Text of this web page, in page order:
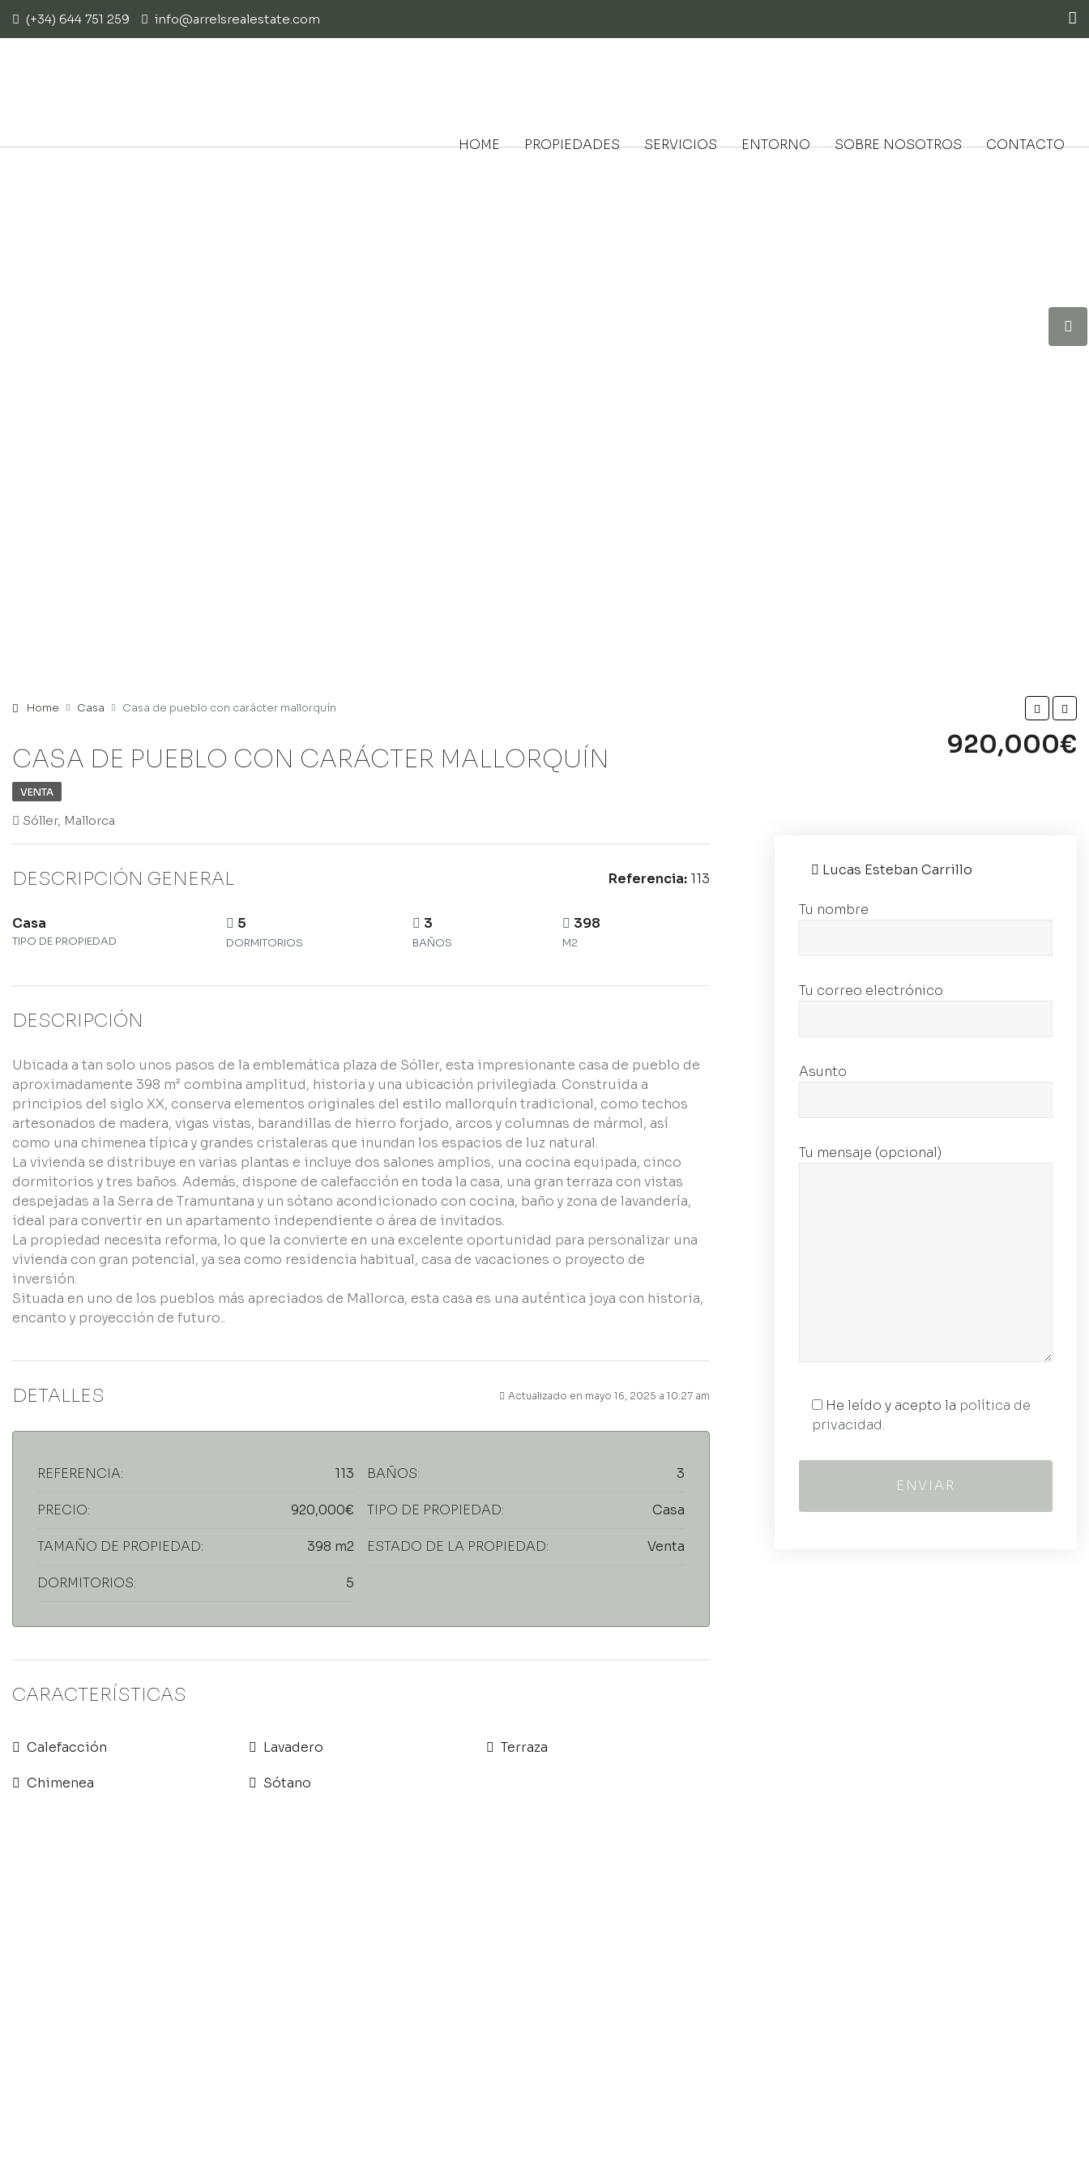
(+34) 644 751 259 info@arrelsrealestate.com
HOME PROPIEDADES SERVICIOS ENTORNO SOBRE NOSOTROS CONTACTO
Home Casa Casa de pueblo con carácter mallorquín
CASA DE PUEBLO CON CARÁCTER MALLORQUÍN 920,000€
VENTA
Sóller, Mallorca
DESCRIPCIÓN GENERAL Referencia:113
Casa
TIPO DE PROPIEDAD
5
DORMITORIOS
3
BAÑOS
398
M2
DESCRIPCIÓN
Ubicada a tan solo unos pasos de la emblemática plaza de Sóller, esta impresionante casa de pueblo de
aproximadamente 398 m² combina amplitud, historia y una ubicación privilegiada. Construida a
principios del siglo XX, conserva elementos originales del estilo mallorquín tradicional, como techos
artesonados de madera, vigas vistas, barandillas de hierro forjado, arcos y columnas de mármol, así
como una chimenea típica y grandes cristaleras que inundan los espacios de luz natural.
La vivienda se distribuye en varias plantas e incluye dos salones amplios, una cocina equipada, cinco
dormitorios y tres baños. Además, dispone de calefacción en toda la casa, una gran terraza con vistas
despejadas a la Serra de Tramuntana y un sótano acondicionado con cocina, baño y zona de lavandería,
ideal para convertir en un apartamento independiente o área de invitados.
La propiedad necesita reforma, lo que la convierte en una excelente oportunidad para personalizar una
vivienda con gran potencial, ya sea como residencia habitual, casa de vacaciones o proyecto de
inversión.
Situada en uno de los pueblos más apreciados de Mallorca, esta casa es una auténtica joya con historia,
encanto y proyección de futuro..
DETALLES Actualizado en mayo 16, 2025 a 10:27 am
REFERENCIA: 113
PRECIO: 920,000€
TAMAÑO DE PROPIEDAD: 398 m2
DORMITORIOS: 5
BAÑOS: 3
TIPO DE PROPIEDAD: Casa
ESTADO DE LA PROPIEDAD: Venta
CARACTERÍSTICAS
Calefacción
Chimenea
Lavadero
Sótano
Terraza
Lucas Esteban Carrillo
Tu nombre
Tu correo electrónico
Asunto
Tu mensaje (opcional)
He leído y acepto la política de
privacidad.